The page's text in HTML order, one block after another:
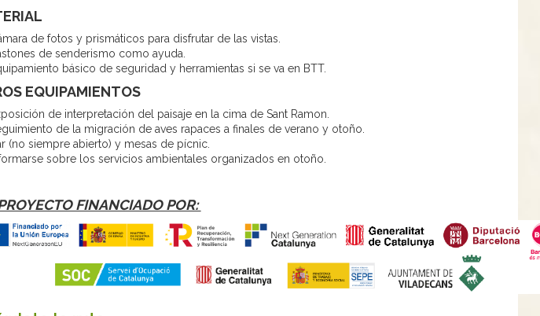
de fotos y prismáticos para disfrutar de las vistas.
de senderismo como ayuda.
básico de seguridad y herramientas si se va en BTT.
EQUIPAMIENTOS
de interpretación del paisaje en la cima de Sant Ramon.
de la migración de aves rapaces a finales de verano y otoño.
(no siempre abierto) y mesas de pícnic.
sobre los servicios ambientales organizados en otoño.
FINANCIADO POR: